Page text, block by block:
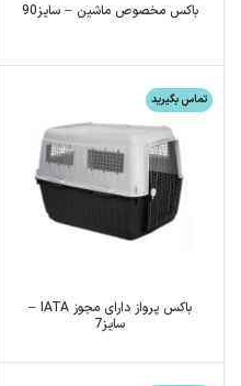
باکس مخصوص ماشین – سایز90
تماس بگیرید
باکس پرواز دارای مجوز IATA –
سایز7